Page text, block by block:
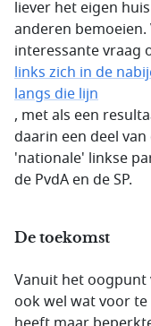
liever het eigen
anderen
interessante vraag
links zich in de
langs die lijn
, met als een
daarin een deel
'nationale' linkse
de PvdA en de SP.
De toekomst
Vanuit het
ook wel wat voor